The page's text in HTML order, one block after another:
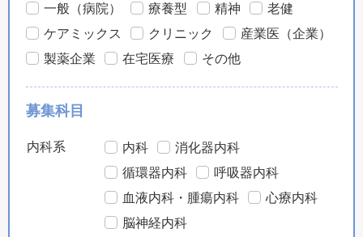
一般（病院） 療養型 精神
老健
ケアミックス
クリニック
産業医（企業）
製薬企業
在宅医療 その他
募集科目
内科系 内科
消化器内科
循環器内科
呼吸器内科
血液内科・腫瘍内科
心療内科
脳神経内科